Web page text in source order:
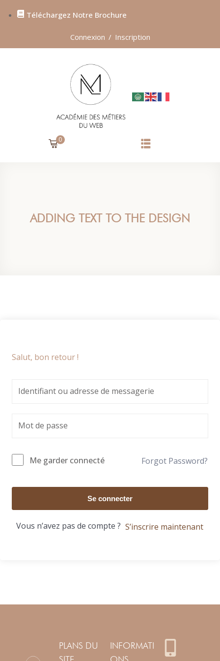
Téléchargez Notre Brochure
Connexion / Inscription
0
ADDING TEXT TO THE DESIGN
Salut, bon retour !
Me garder connecté Forgot Password?
Se connecter
Vous n’avez pas de compte ? S’inscrire maintenant
PLANS DU
INFORMATI
SIGN IN
Don’t have an account?